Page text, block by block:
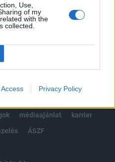
Use,
of my
with the
collected.
Privacy Policy
BEJELENTKEZÉS
médiaajánlat
karrier
ÁSZF